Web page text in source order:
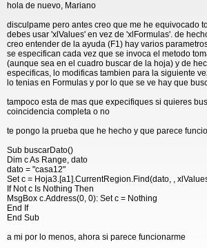
hola de nuevo, Mariano
disculpame pero antes creo que me he equivocado
debes usar 'xlValues' en vez de 'xlFormulas'. de
creo entender de la ayuda (F1) hay varios
se especifican cada vez que se invoca el metodo
(aunque sea en el cuadro buscar de la hoja) y de
especificas, lo modificas tambien para la siguiente
lo tenias en Formulas y por lo que se ve hay que
tampoco esta de mas que expecifiques si quieres
coincidencia completa o no
te pongo la prueba que he hecho y que parece
Sub buscarDato()
Dim c As Range, dato
dato = "casa12"
Set c = Hoja3.[a1].CurrentRegion.Find(dato, ,
If Not c Is Nothing Then
MsgBox c.Address(0, 0): Set c = Nothing
End If
End Sub
a mi por lo menos, ahora si parece funcionarme